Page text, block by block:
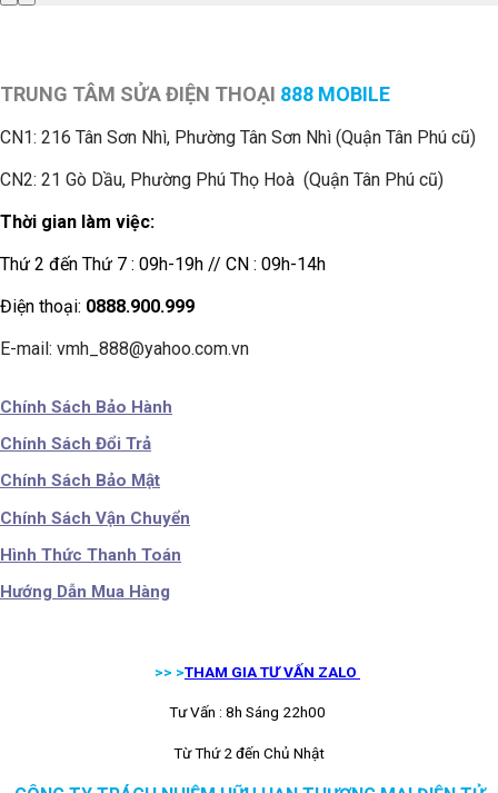
TRUNG TÂM SỬA ĐIỆN THOẠI 888 MOBILE
CN1: 216 Tân Sơn Nhì, Phường Tân Sơn Nhì (Quận Tân Phú cũ)
CN2: 21 Gò Dầu, Phường Phú Thọ Hoà (Quận Tân Phú cũ)
Thời gian làm việc:
Thứ 2 đến Thứ 7 : 09h-19h // CN : 09h-14h
Điện thoại: 0888.900.999
E-mail: vmh_888@yahoo.com.vn
Chính Sách Bảo Hành
Chính Sách Đổi Trả
Chính Sách Bảo Mật
Chính Sách Vận Chuyển
Hình Thức Thanh Toán
Hướng Dẫn Mua Hàng
>> >THAM GIA TƯ VẤN ZALO
Tư Vấn : 8h Sáng 22h00
Từ Thứ 2 đến Chủ Nhật